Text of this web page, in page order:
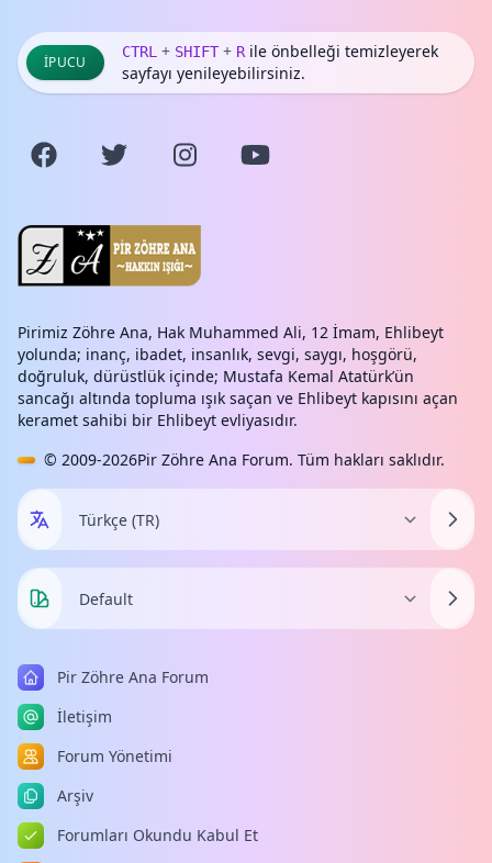
İPUCU
CTRL + SHIFT + Rile önbelleği temizleyerek
sayfayı yenileyebilirsiniz.
Pirimiz Zöhre Ana, Hak Muhammed Ali, 12 İmam, Ehlibeyt
yolunda; inanç, ibadet, insanlık, sevgi, saygı, hoşgörü,
doğruluk, dürüstlük içinde; Mustafa Kemal Atatürk’ün
sancağı altında topluma ışık saçan ve Ehlibeyt kapısını açan
keramet sahibi bir Ehlibeyt evliyasıdır.
© 2009-2026Pir Zöhre Ana Forum. Tüm hakları saklıdır.
Pir Zöhre Ana Forum
İletişim
Forum Yönetimi
Arşiv
Forumları Okundu Kabul Et